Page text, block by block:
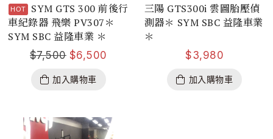
SYM GTS 300 前後行
車紀錄器 飛樂 PV307＊
SYM SBC 益隆車業 ＊
$7,500 $6,500
加入購物車
三陽 GTS300i 雲圖胎壓偵
測器＊ SYM SBC 益隆車業
＊
$3,980
加入購物車